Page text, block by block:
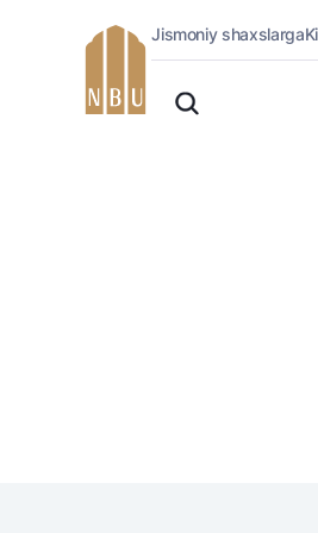
O'zbek
Jismoniy
Jismoniy shaxslarga